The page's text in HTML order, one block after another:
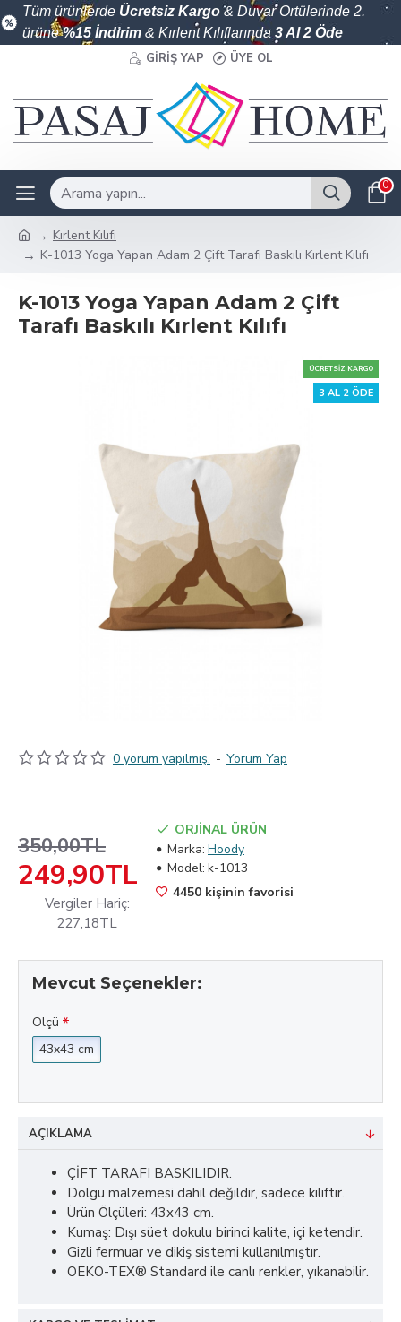
Tüm ürünlerde Ücretsiz Kargo& Duvar Örtülerinde 2.
ürüne%15 İndirim & Kırlent Kılıflarında 3 Al 2 Öde
GIRIŞ YAP ÜYE OL
0
Kırlent Kılıfı
K-1013 Yoga Yapan Adam 2 Çift Tarafı Baskılı Kırlent Kılıfı
K-1013 Yoga Yapan Adam 2 Çift
Tarafı Baskılı Kırlent Kılıfı
ÜCRETSIZ KARGO
3 AL 2 ÖDE
0 yorum yapılmış. - Yorum Yap
249,90TL
350,00TL
Vergiler Hariç:
227,18TL
ORJİNAL ÜRÜN
Marka: Hoody
Model: k-1013
4450 kişinin favorisi
Mevcut Seçenekler:
Ölçü
43x43 cm
AÇIKLAMA
ÇİFT TARAFI BASKILIDIR.
Dolgu malzemesi dahil değildir, sadece kılıftır.
Ürün Ölçüleri: 43x43 cm.
Kumaş: Dışı süet dokulu birinci kalite, içi ketendir.
Gizli fermuar ve dikiş sistemi kullanılmıştır.
OEKO-TEX® Standard ile canlı renkler, yıkanabilir.